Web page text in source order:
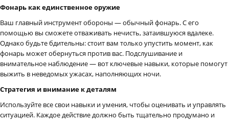
Фонарь как единственное оружие
Ваш главный инструмент обороны — обычный фонарь. С его
помощью вы сможете отваживать нечисть, затаившуюся вдалеке.
Однако будьте бдительны: стоит вам только упустить момент, как
фонарь может обернуться против вас. Подслушивание и
внимательное наблюдение — вот ключевые навыки, которые помогут
выжить в неведомых ужасах, наполняющих ночи.
Стратегия и внимание к деталям
Используйте все свои навыки и умения, чтобы оценивать и управлять
ситуацией. Каждое действие должно быть тщательно продумано и